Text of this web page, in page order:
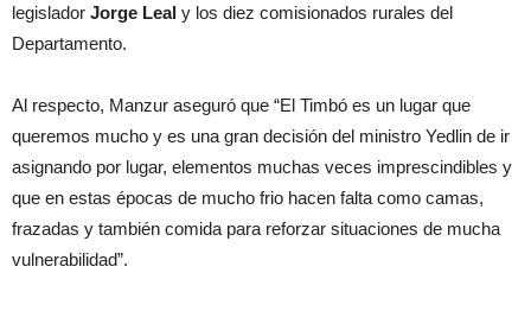
legislador Jorge Leal y los diez comisionados rurales del
Departamento.
Al respecto, Manzur aseguró que “El Timbó es un lugar que
queremos mucho y es una gran decisión del ministro Yedlin de ir
asignando por lugar, elementos muchas veces imprescindibles y
que en estas épocas de mucho frio hacen falta como camas,
frazadas y también comida para reforzar situaciones de mucha
vulnerabilidad”.